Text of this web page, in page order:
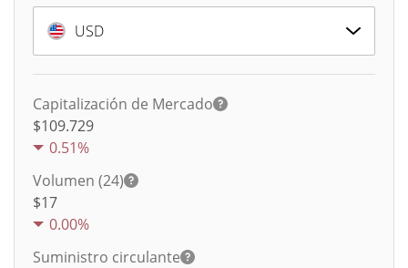
USD
Capitalización de Mercado
$109.729
0.51%
Volumen (24)
$17
0.00%
Suministro circulante